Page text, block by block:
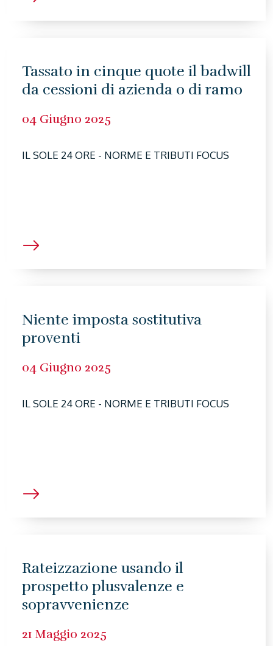
Tassato in cinque quote il badwill
da cessioni di azienda o di ramo
04 Giugno 2025
IL SOLE 24 ORE - NORME E TRIBUTI FOCUS
Niente imposta sostitutiva
proventi
04 Giugno 2025
IL SOLE 24 ORE - NORME E TRIBUTI FOCUS
Rateizzazione usando il
prospetto plusvalenze e
sopravvenienze
21 Maggio 2025